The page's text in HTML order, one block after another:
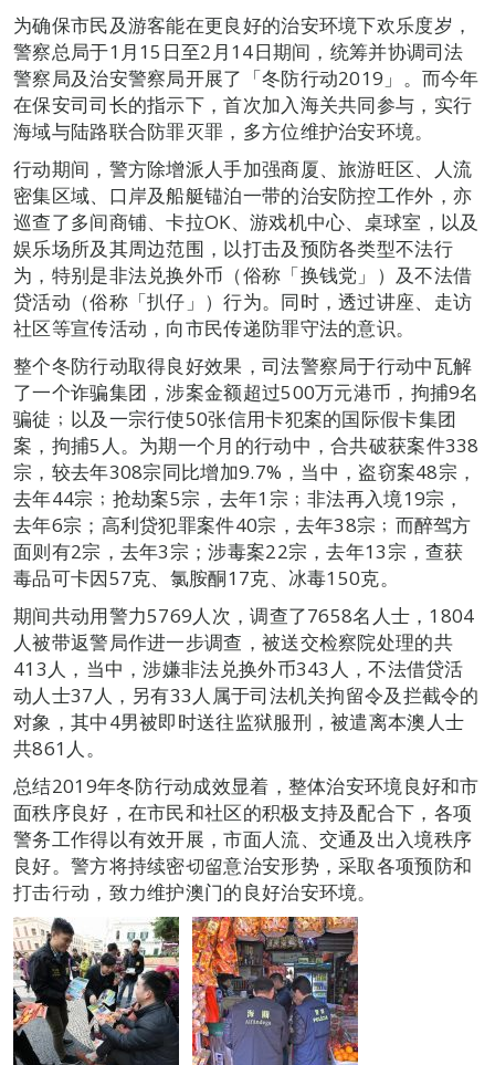
为确保市民及游客能在更良好的治安环境下欢乐度岁，
警察总局于1月15日至2月14日期间，统筹并协调司法
警察局及治安警察局开展了「冬防行动2019」。而今年
在保安司司长的指示下，首次加入海关共同参与，实行
海域与陆路联合防罪灭罪，多方位维护治安环境。
行动期间，警方除增派人手加强商厦、旅游旺区、人流
密集区域、口岸及船艇锚泊一带的治安防控工作外，亦
巡查了多间商铺、卡拉OK、游戏机中心、桌球室，以及
娱乐场所及其周边范围，以打击及预防各类型不法行
为，特别是非法兑换外币（俗称「换钱党」）及不法借
贷活动（俗称「扒仔」）行为。同时，透过讲座、走访
社区等宣传活动，向市民传递防罪守法的意识。
整个冬防行动取得良好效果，司法警察局于行动中瓦解
了一个诈骗集团，涉案金额超过500万元港币，拘捕9名
骗徒﹔以及一宗行使50张信用卡犯案的国际假卡集团
案，拘捕5人。为期一个月的行动中，合共破获案件338
宗，较去年308宗同比增加9.7%，当中，盗窃案48宗，
去年44宗﹔抢劫案5宗，去年1宗﹔非法再入境19宗，
去年6宗；高利贷犯罪案件40宗，去年38宗﹔而醉驾方
面则有2宗，去年3宗；涉毒案22宗，去年13宗，查获
毒品可卡因57克、氯胺酮17克、冰毒150克。
期间共动用警力5769人次，调查了7658名人士，1804
人被带返警局作进一步调查，被送交检察院处理的共
413人，当中，涉嫌非法兑换外币343人，不法借贷活
动人士37人，另有33人属于司法机关拘留令及拦截令的
对象，其中4男被即时送往监狱服刑，被遣离本澳人士
共861人。
总结2019年冬防行动成效显着，整体治安环境良好和市
面秩序良好，在市民和社区的积极支持及配合下，各项
警务工作得以有效开展，市面人流、交通及出入境秩序
良好。警方将持续密切留意治安形势，采取各项预防和
打击行动，致力维护澳门的良好治安环境。